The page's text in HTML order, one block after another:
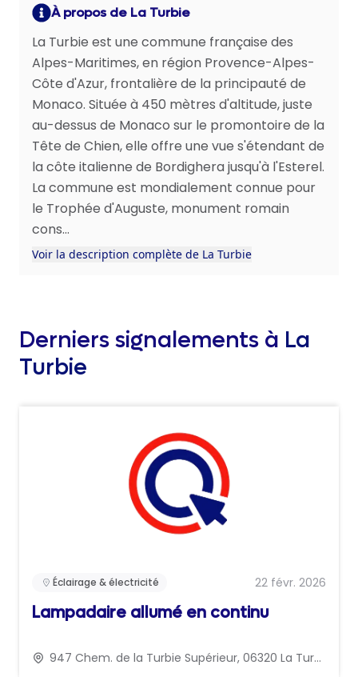
À propos de La Turbie
La Turbie est une commune française des
Alpes-Maritimes, en région Provence-Alpes-
Côte d'Azur, frontalière de la principauté de
Monaco. Située à 450 mètres d'altitude, juste
au-dessus de Monaco sur le promontoire de la
Tête de Chien, elle offre une vue s'étendant de
la côte italienne de Bordighera jusqu'à l'Esterel.
La commune est mondialement connue pour
le Trophée d'Auguste, monument romain
cons...
Voir la description complète de La Turbie
Derniers signalements à La
Turbie
Éclairage & électricité 22 févr. 2026
Lampadaire allumé en continu
947 Chem. de la Turbie Supérieur, 06320 La Turbie, France